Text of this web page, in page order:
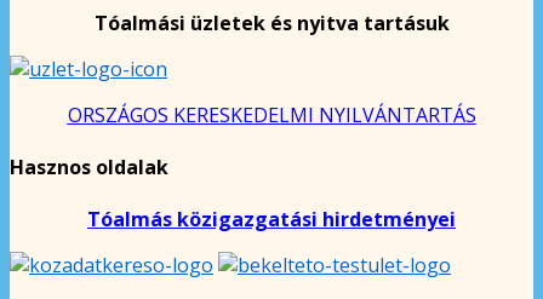
Tóalmási üzletek és nyitva tartásuk
ORSZÁGOS KERESKEDELMI NYILVÁNTARTÁS
Hasznos oldalak
Tóalmás közigazgatási hirdetményei